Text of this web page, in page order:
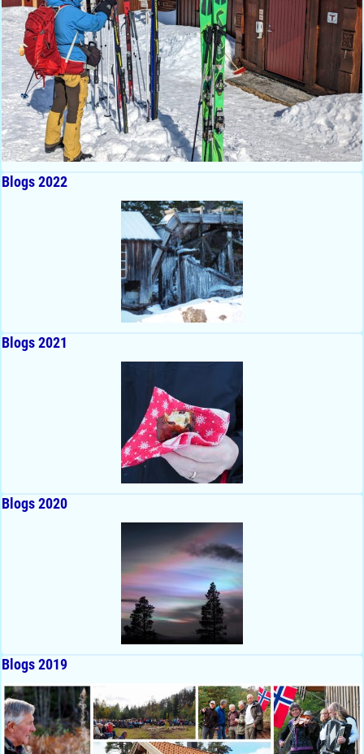
Blogs 2022
Blogs 2021
Blogs 2020
Blogs 2019